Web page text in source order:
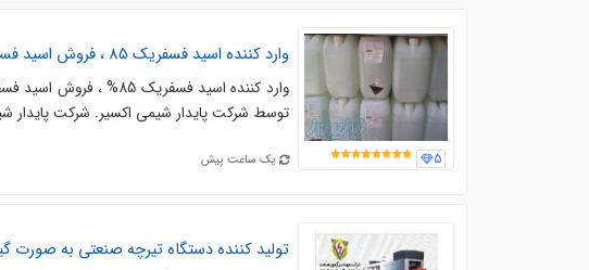
5
وارد کننده اسید فسفریک 85 ، فروش اسید فسفریک خوراکی ۸۵ ، فروش اسید فسفریک مخزنی 85
توسط شرکت پایدار شیمی اکسیر. شرکت پایدار
یک ساعت پیش
تولید کننده دستگاه تیرچه صنعتی به صورت